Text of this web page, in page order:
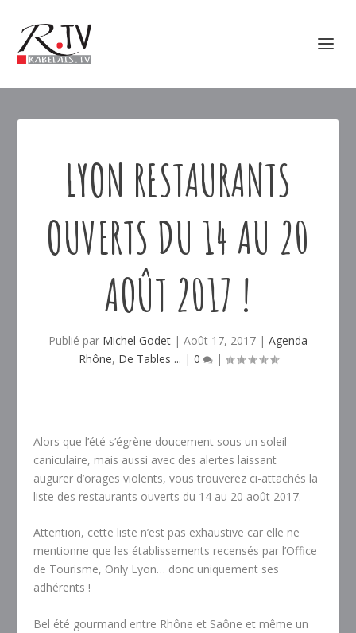
LYON RESTAURANTS
OUVERTS DU 14 AU 20
AOÛT 2017 !
Publié par Michel Godet | Août 17, 2017 | Agenda
Rhône, De Tables ... | 0 |
Alors que l’été s’égrène doucement sous un soleil
caniculaire, mais aussi avec des alertes laissant
augurer d’orages violents, vous trouverez ci-attachés la
liste des restaurants ouverts du 14 au 20 août 2017.
Attention, cette liste n’est pas exhaustive car elle ne
mentionne que les établissements recensés par l’Office
de Tourisme, Only Lyon… donc uniquement ses
adhérents !
Bel été gourmand entre Rhône et Saône et même un